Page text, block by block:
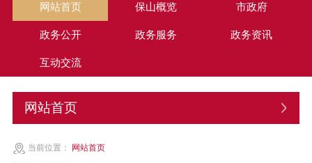
网站首页 保山概览 市政府
政务公开 政务服务 政务资讯
互动交流
网站首页
当前位置： 网站首页